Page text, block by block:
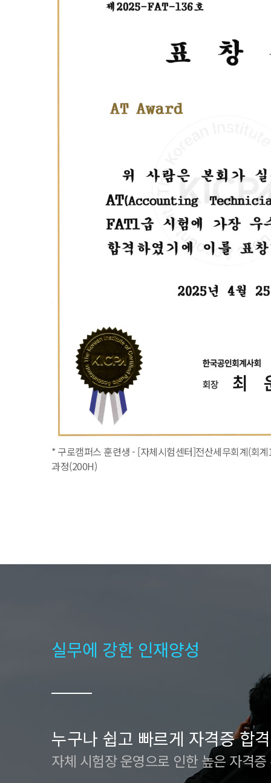
* 구로캠퍼스 훈련생 - [자체시험센터]전산세무회계(회
과정(200H)
실무에 강한 인재양성
누구나 쉽고 빠르게 자격증 합
자체 시험장 운영으로 인한 높은 자격